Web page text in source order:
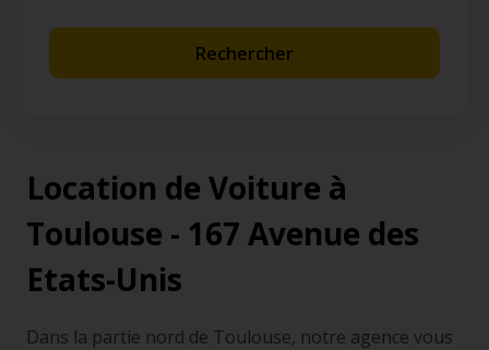
Rechercher
Location de Voiture à
Toulouse - 167 Avenue des
Etats-Unis
Dans la partie nord de Toulouse, notre agence vous